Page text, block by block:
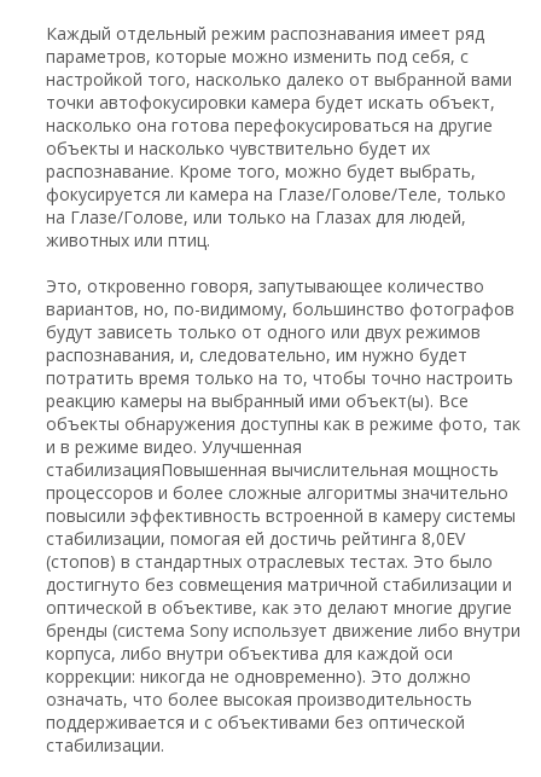
Каждый отдельный режим распознавания имеет ряд
параметров, которые можно изменить под себя, с
настройкой того, насколько далеко от выбранной вами
точки автофокусировки камера будет искать объект,
насколько она готова перефокусироваться на другие
объекты и насколько чувствительно будет их
распознавание. Кроме того, можно будет выбрать,
фокусируется ли камера на Глазе/Голове/Теле, только
на Глазе/Голове, или только на Глазах для людей,
животных или птиц.
Это, откровенно говоря, запутывающее количество
вариантов, но, по-видимому, большинство фотографов
будут зависеть только от одного или двух режимов
распознавания, и, следовательно, им нужно будет
потратить время только на то, чтобы точно настроить
реакцию камеры на выбранный ими объект(ы). Все
объекты обнаружения доступны как в режиме фото, так
и в режиме видео. Улучшенная
стабилизацияПовышенная вычислительная мощность
процессоров и более сложные алгоритмы значительно
повысили эффективность встроенной в камеру системы
стабилизации, помогая ей достичь рейтинга 8,0EV
(стопов) в стандартных отраслевых тестах. Это было
достигнуто без совмещения матричной стабилизации и
оптической в объективе, как это делают многие другие
бренды (система Sony использует движение либо внутри
корпуса, либо внутри объектива для каждой оси
коррекции: никогда не одновременно). Это должно
означать, что более высокая производительность
поддерживается и с объективами без оптической
стабилизации.